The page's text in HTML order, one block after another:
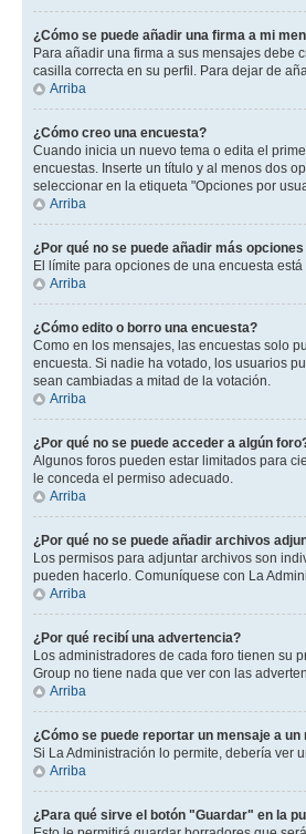
¿Cómo se puede añadir una firma a mi
Para añadir una firma a sus mensajes debe
casilla correcta en su perfil. Para dejar de
Arriba
¿Cómo creo una encuesta?
Cuando inicia un nuevo tema o edita el
encuestas. Inserte un título y al menos dos
seleccionar en la etiqueta "Opciones por
Arriba
¿Por qué no se puede añadir más
El límite para opciones de una encuesta
Arriba
¿Cómo edito o borro una encuesta?
Como en los mensajes, las encuestas solo
encuesta. Si nadie ha votado, los usuarios
sean cambiadas a mitad de la votación.
Arriba
¿Por qué no se puede acceder a algún
Algunos foros pueden estar limitados para
le conceda el permiso adecuado.
Arriba
¿Por qué no se puede añadir archivos
Los permisos para adjuntar archivos son
pueden hacerlo. Comuníquese con La
Arriba
¿Por qué recibí una advertencia?
Los administradores de cada foro tienen su
Group no tiene nada que ver con las
Arriba
¿Cómo se puede reportar un mensaje a un
Si La Administración lo permite, debería ver
Arriba
¿Para qué sirve el botón "Guardar" en la